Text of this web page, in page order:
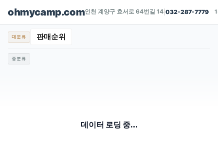
ohmycamp.com인천 계양구 효서로 64번길 14 |032-287-7779
대분류 판매순위
중분류
데이터 로딩 중...